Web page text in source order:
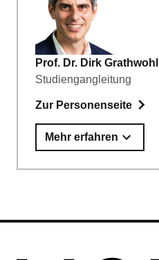
Prof. Dr. Dirk Grathwohl
Studiengangleitung
Zur Personenseite
Mehr erfahren